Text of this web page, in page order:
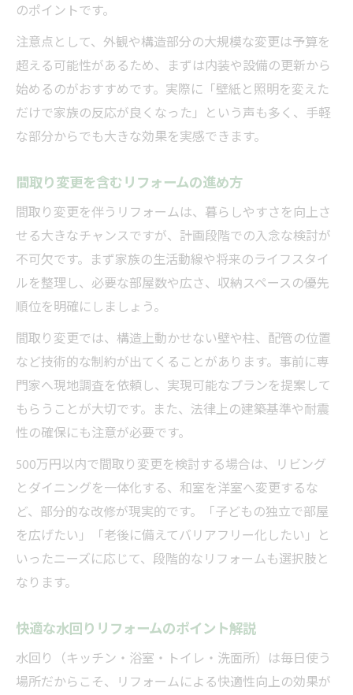
のポイントです。
注意点として、外観や構造部分の大規模な変更は予算を
超える可能性があるため、まずは内装や設備の更新から
始めるのがおすすめです。実際に「壁紙と照明を変えた
だけで家族の反応が良くなった」という声も多く、手軽
な部分からでも大きな効果を実感できます。
間取り変更を含むリフォームの進め方
間取り変更を伴うリフォームは、暮らしやすさを向上さ
せる大きなチャンスですが、計画段階での入念な検討が
不可欠です。まず家族の生活動線や将来のライフスタイ
ルを整理し、必要な部屋数や広さ、収納スペースの優先
順位を明確にしましょう。
間取り変更では、構造上動かせない壁や柱、配管の位置
など技術的な制約が出てくることがあります。事前に専
門家へ現地調査を依頼し、実現可能なプランを提案して
もらうことが大切です。また、法律上の建築基準や耐震
性の確保にも注意が必要です。
500万円以内で間取り変更を検討する場合は、リビング
とダイニングを一体化する、和室を洋室へ変更するな
ど、部分的な改修が現実的です。「子どもの独立で部屋
を広げたい」「老後に備えてバリアフリー化したい」と
いったニーズに応じて、段階的なリフォームも選択肢と
なります。
快適な水回りリフォームのポイント解説
水回り（キッチン・浴室・トイレ・洗面所）は毎日使う
場所だからこそ、リフォームによる快適性向上の効果が